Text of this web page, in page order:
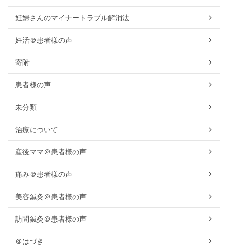
妊婦さんのマイナートラブル解消法
妊活＠患者様の声
寄附
患者様の声
未分類
治療について
産後ママ＠患者様の声
痛み＠患者様の声
美容鍼灸＠患者様の声
訪問鍼灸＠患者様の声
＠はづき